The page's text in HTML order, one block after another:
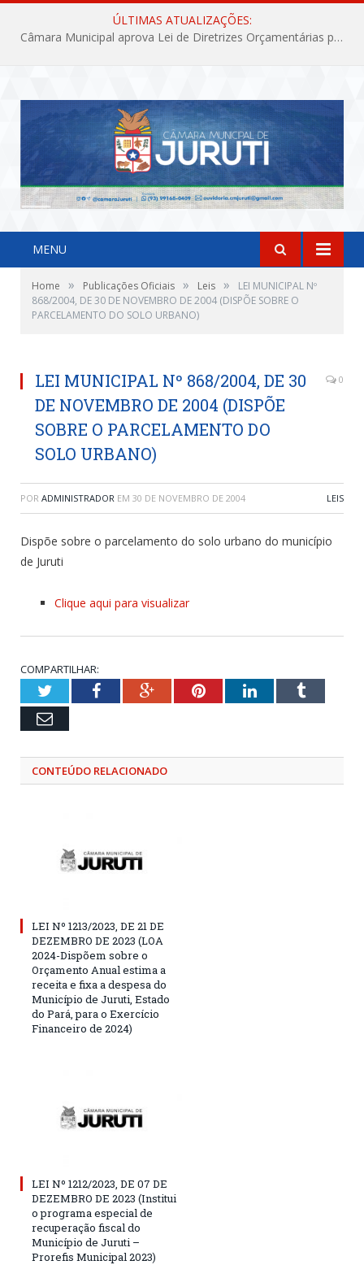
ÚLTIMAS ATUALIZAÇÕES:
Câmara Municipal aprova Lei de Diretrizes Orçamentárias para o exercício financeiro de 2027
MENU
Home » Publicações Oficiais » Leis »
LEI MUNICIPAL Nº
868/2004, DE 30 DE NOVEMBRO DE 2004 (DISPÕE SOBRE O
PARCELAMENTO DO SOLO URBANO)
LEI MUNICIPAL Nº 868/2004, DE 30
DE NOVEMBRO DE 2004 (DISPÕE
SOBRE O PARCELAMENTO DO
SOLO URBANO)
0
POR ADMINISTRADOR EM 30 DE NOVEMBRO DE 2004 LEIS
Dispõe sobre o parcelamento do solo urbano do município
de Juruti
Clique aqui para visualizar
COMPARTILHAR:
TwitterFacebookGoogle+PinterestLinkedInTumblr
Email
CONTEÚDO RELACIONADO
LEI Nº 1213/2023, DE 21 DE
DEZEMBRO DE 2023 (LOA
2024-Dispõem sobre o
Orçamento Anual estima a
receita e fixa a despesa do
Município de Juruti, Estado
do Pará, para o Exercício
Financeiro de 2024)
LEI Nº 1212/2023, DE 07 DE
DEZEMBRO DE 2023 (Institui
o programa especial de
recuperação fiscal do
Município de Juruti –
Prorefis Municipal 2023)